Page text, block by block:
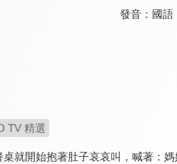
發音： 國語
TV 精選
就開始抱著肚子哀哀叫，喊著：